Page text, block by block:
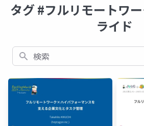
タグ #フルリモートワ
ライド
検索